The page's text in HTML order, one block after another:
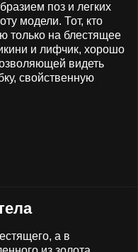
поз и легких
модели. Тот, кто
только на блестящее
и лифчик, хорошо
видеть
свойственную
а в